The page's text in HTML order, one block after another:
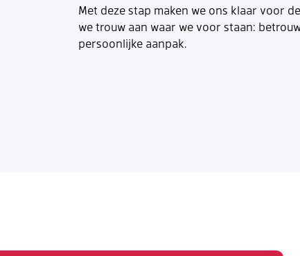
Met deze stap maken we ons klaar voor
we trouw aan waar we voor staan:
persoonlijke aanpak.